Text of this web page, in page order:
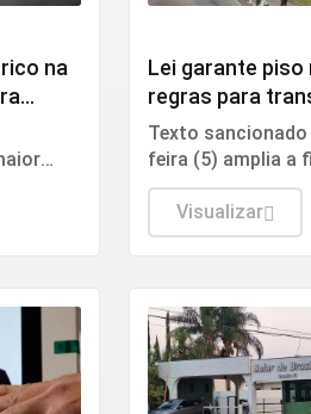
na
Lei garante piso
regras para
rodoviário de
Texto
feira (5) amplia a
torna permanente
provisória sobre o
Visualizar